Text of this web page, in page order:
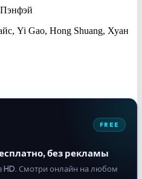
Yi Gao, Hong Shuang, Хуан
FREE
без рекламы
HD. Смотри онлайн на любом